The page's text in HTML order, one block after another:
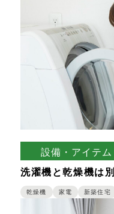
設備・アイテム
洗濯機と乾燥機は
燥機と比較した時
乾燥機 家電 新築住宅